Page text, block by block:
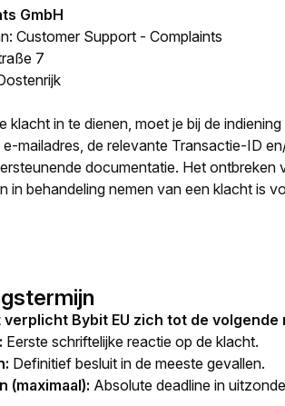
GmbH
Customer Support - Complaints
7
klacht in te dienen, moet je bij de
e-mailadres, de relevante Transactie-ID
documentatie. Het
in behandeling nemen van een klacht is
verplicht Bybit EU zich tot de
Eerste schriftelijke reactie op de klacht.
Definitief besluit in de meeste gevallen.
(maximaal): Absolute deadline in